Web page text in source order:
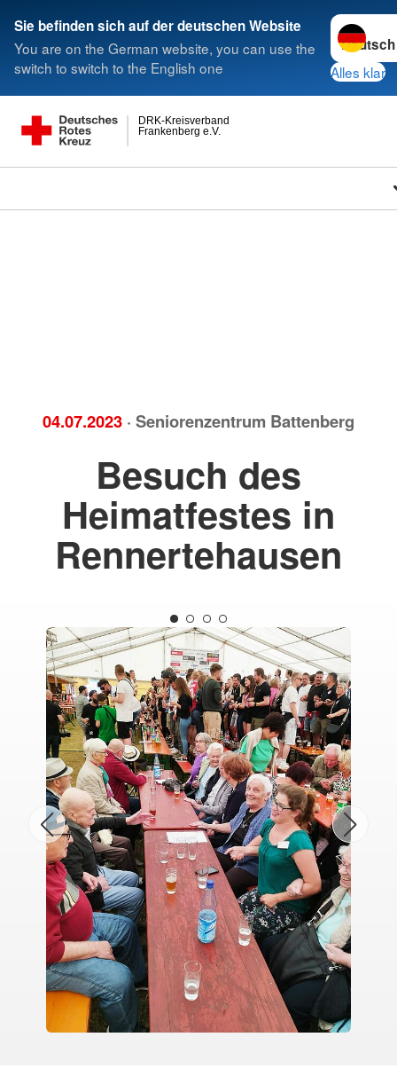
Sie befinden sich auf der deutschen Website
You are on the German website, you can use the
switch to switch to the English one
Sprache
Alles klar
Frankenberg e.V.
DRK-Kreisverband
04.07.2023 · Seniorenzentrum Battenberg
Besuch des
Heimatfestes in
Rennertehausen